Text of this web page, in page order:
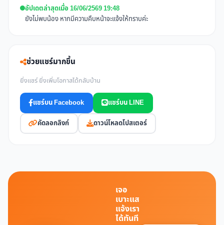
อัปเดตล่าสุดเมื่อ 16/06/2569 19:48
ยังไม่พบน้อง หากมีความคืบหน้าจะแจ้งให้ทราบค่ะ
ช่วยแชร์มากขึ้น
ยิ่งแชร์ ยิ่งเพิ่มโอกาสได้กลับบ้าน
แชร์บน Facebook แชร์บน LINE
คัดลอกลิงก์ ดาวน์โหลดโปสเตอร์
เจอ
เบาะแส
แจ้งเรา
ได้ทันที